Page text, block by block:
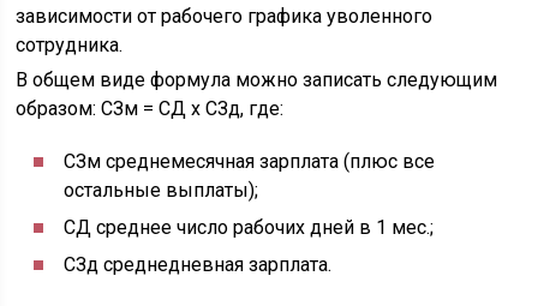
зависимости от рабочего графика уволенного
сотрудника.
В общем виде формула можно записать следующим
образом: СЗм = СД х СЗд, где:
СЗм среднемесячная зарплата (плюс все
остальные выплаты);
СД среднее число рабочих дней в 1 мес.;
СЗд среднедневная зарплата.